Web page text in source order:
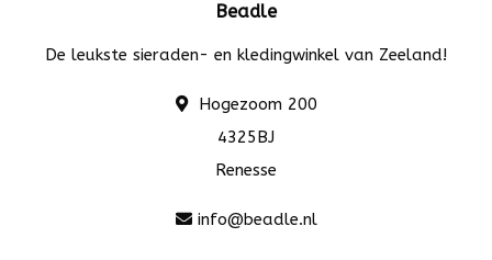
Beadle
De leukste sieraden- en kledingwinkel van Zeeland!
Hogezoom 200
4325BJ
Renesse
info@beadle.nl